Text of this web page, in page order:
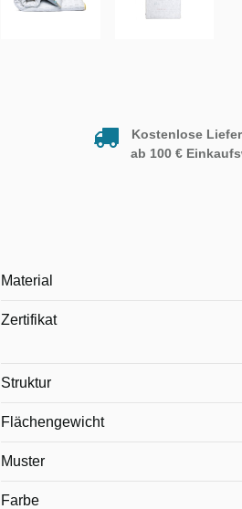
Kostenlose
ab 100 €
Material
Zertifikat
Struktur
Flächengewicht
Muster
Farbe